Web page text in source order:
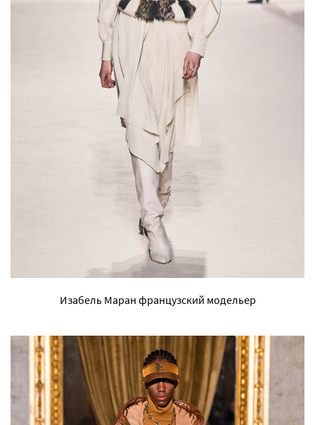
Изабель Маран французский модельер